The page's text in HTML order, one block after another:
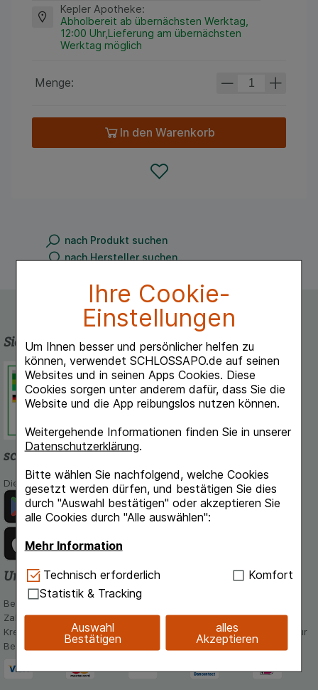
Ihre Cookie-
Einstellungen
Um Ihnen besser und persönlicher helfen zu
können, verwendet SCHLOSSAPO.de auf seinen
Websites und in seinen Apps Cookies. Diese
Cookies sorgen unter anderem dafür, dass Sie die
Website und die App reibungslos nutzen können.
Weitergehende Informationen finden Sie in unserer
Datenschutzerklärung.
Bitte wählen Sie nachfolgend, welche Cookies
gesetzt werden dürfen, und bestätigen Sie dies
durch "Auswahl bestätigen" oder akzeptieren Sie
alle Cookies durch "Alle auswählen":
Mehr Information
Technisch Notwendig:Hierbei handelt es sich um
Cookies, die für die Grundfunktionen unserer
Website notwendig sind (z.B. Navigation,
Warenkorb, Kundenkonto), weshalb auf diese nicht
verzichtet werden kann.
Einkaufserlebnis noch ansprechender zu gestalten,
Technisch erforderlich
Komfort
Statistik & Tracking
Auswahl
Bestätigen
alles
Akzeptieren
Kepler Apotheke:
Abholbereit ab übernächsten Werktag,
12:00 Uhr,Lieferung am übernächsten
Werktag möglich
Menge:
In den Warenkorb
nach Produkt suchen
nach Hersteller suchen
Sicherheit und Qualität
Schlossapo.de ist registriert beim
Deutschen Institut für Medizinische
Dokumentation und Information.
schlossapo.de-App
Die App von schlossapo.de jetzt mit E-Rezept-Scanner
Unsere Zahlungsarten
Bequem und sicher - Wählen Sie aus unseren verschiedenen
Zahlungsmöglichkeiten:
Kreditkarte, PayPal,Vorkasse, iDeal, Bancontact und Rechnung (für
Bestandskunden)